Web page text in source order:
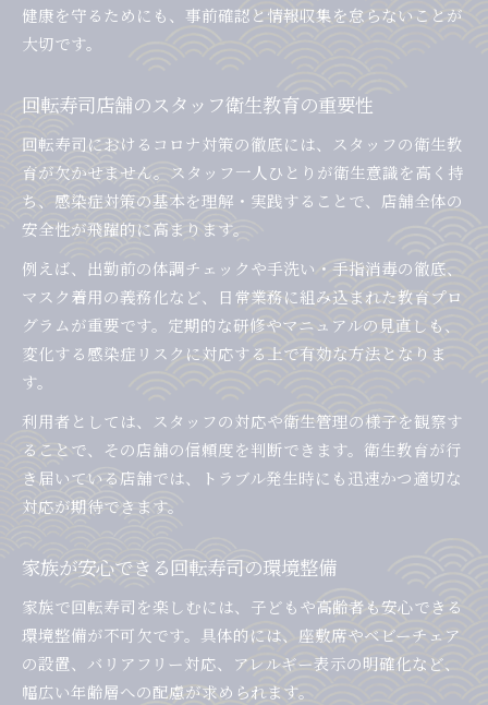
健康を守るためにも、事前確認と情報収集を怠らないことが
大切です。
回転寿司店舗のスタッフ衛生教育の重要性
回転寿司におけるコロナ対策の徹底には、スタッフの衛生教
育が欠かせません。スタッフ一人ひとりが衛生意識を高く持
ち、感染症対策の基本を理解・実践することで、店舗全体の
安全性が飛躍的に高まります。
例えば、出勤前の体調チェックや手洗い・手指消毒の徹底、
マスク着用の義務化など、日常業務に組み込まれた教育プロ
グラムが重要です。定期的な研修やマニュアルの見直しも、
変化する感染症リスクに対応する上で有効な方法となりま
す。
利用者としては、スタッフの対応や衛生管理の様子を観察す
ることで、その店舗の信頼度を判断できます。衛生教育が行
き届いている店舗では、トラブル発生時にも迅速かつ適切な
対応が期待できます。
家族が安心できる回転寿司の環境整備
家族で回転寿司を楽しむには、子どもや高齢者も安心できる
環境整備が不可欠です。具体的には、座敷席やベビーチェア
の設置、バリアフリー対応、アレルギー表示の明確化など、
幅広い年齢層への配慮が求められます。